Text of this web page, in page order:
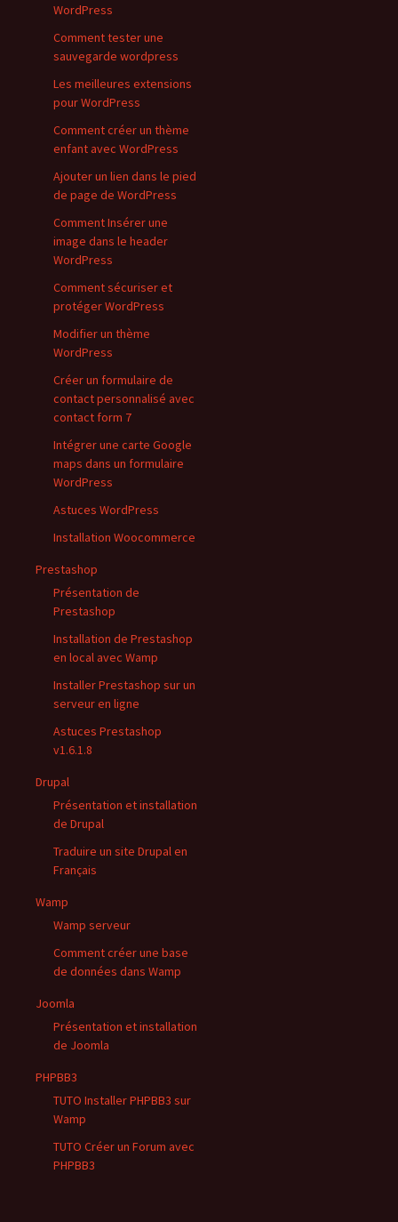
WordPress
Comment tester une
sauvegarde wordpress
Les meilleures extensions
pour WordPress
Comment créer un thème
enfant avec WordPress
Ajouter un lien dans le pied
de page de WordPress
Comment Insérer une
image dans le header
WordPress
Comment sécuriser et
protéger WordPress
Modifier un thème
WordPress
Créer un formulaire de
contact personnalisé avec
contact form 7
Intégrer une carte Google
maps dans un formulaire
WordPress
Astuces WordPress
Installation Woocommerce
Prestashop
Présentation de
Prestashop
Installation de Prestashop
en local avec Wamp
Installer Prestashop sur un
serveur en ligne
Astuces Prestashop
v1.6.1.8
Drupal
Présentation et installation
de Drupal
Traduire un site Drupal en
Français
Wamp
Wamp serveur
Comment créer une base
de données dans Wamp
Joomla
Présentation et installation
de Joomla
PHPBB3
TUTO Installer PHPBB3 sur
Wamp
TUTO Créer un Forum avec
PHPBB3